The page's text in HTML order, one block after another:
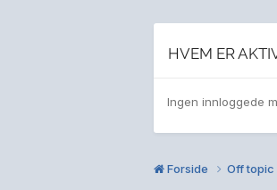
HVEM ER
Ingen innloggede
Forside Off topic